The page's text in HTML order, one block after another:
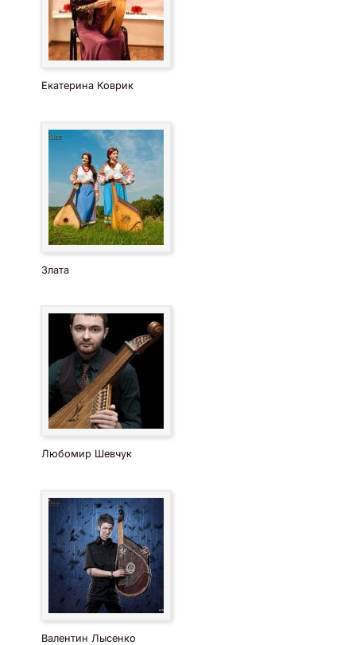
Екатерина Коврик
Злата
Любомир Шевчук
Валентин Лысенко